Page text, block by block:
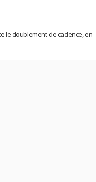
le doublement de cadence, en